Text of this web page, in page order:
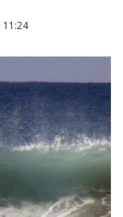
11:24